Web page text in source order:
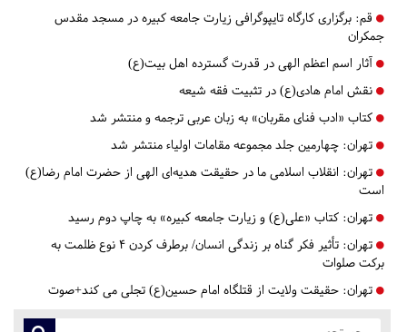
قم: برگزاری کارگاه تایپوگرافی زیارت جامعه کبیره در مسجد مقدس
جمکران
آثار اسم اعظم الهی در قدرت گسترده اهل بیت(ع)
نقش امام هادی(ع) در تثبیت فقه شیعه
کتاب «ادب فنای مقربان» به زبان عربی ترجمه و منتشر شد
تهران: چهارمین جلد مجموعه مقامات اولیاء منتشر شد
تهران: انقلاب اسلامی ما در حقیقت هدیه‌ای الهی از حضرت امام رضا(ع)
است
تهران: کتاب «علی(ع) و زیارت جامعه کبیره» به چاپ دوم رسید
تهران:
تأثیر فکر گناه بر زندگی انسان/ برطرف کردن ۴ نوع ظلمت به
برکت صلوات
تهران: حقیقت ولایت از قتلگاه امام حسین(ع) تجلی می کند+صوت